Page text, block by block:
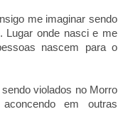
me imaginar sendo
Lugar onde nasci e me
nascem para o
violados no Morro
em outras